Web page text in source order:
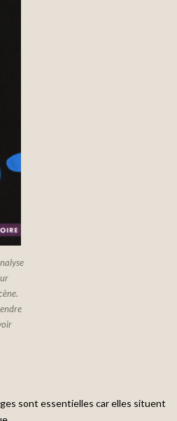
sont essentielles car elles situent